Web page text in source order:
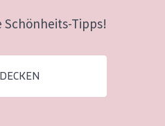
Schönheits-Tipps!